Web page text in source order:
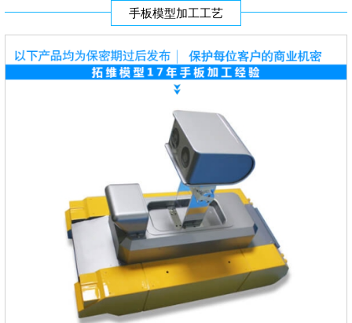
手板模型加工工艺